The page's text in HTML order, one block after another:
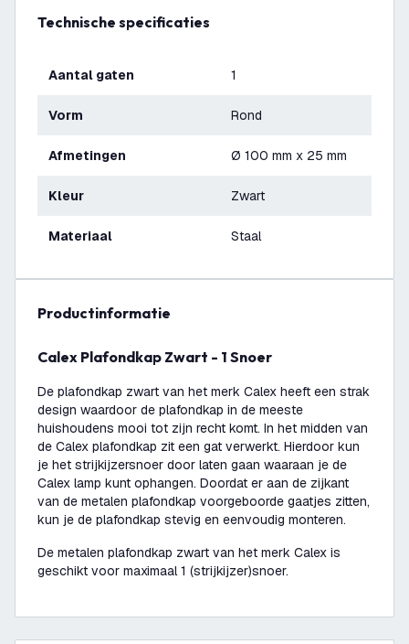
Technische specificaties
Aantal gaten 1
Vorm Rond
Afmetingen Ø 100 mm x 25 mm
Kleur Zwart
Materiaal Staal
productinformatie
Calex Plafondkap Zwart - 1 Snoer
De plafondkap zwart van het merk Calex heeft een strak
design waardoor de plafondkap in de meeste
huishoudens mooi tot zijn recht komt. In het midden van
de Calex plafondkap zit een gat verwerkt. Hierdoor kun
je het strijkijzersnoer door laten gaan waaraan je de
Calex lamp kunt ophangen. Doordat er aan de zijkant
van de metalen plafondkap voorgeboorde gaatjes zitten,
kun je de plafondkap stevig en eenvoudig monteren.
De metalen plafondkap zwart van het merk Calex is
geschikt voor maximaal 1 (strijkijzer)snoer.